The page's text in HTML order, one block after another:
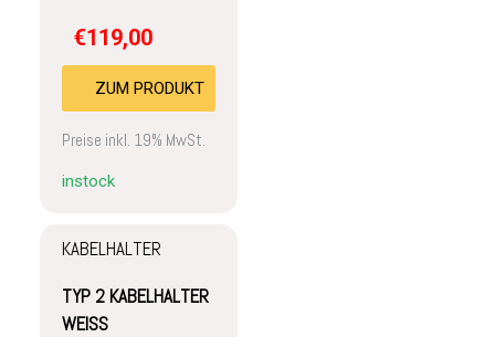
€119,00
ZUM PRODUKT
Preise inkl. 19% MwSt.
instock
KABELHALTER
TYP 2 KABELHALTER
WEISS